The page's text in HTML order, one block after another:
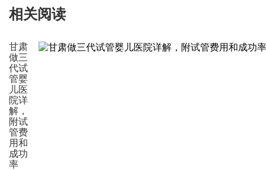
相关阅读
甘肃
做三
代试
管婴
儿医
院详
解，
附试
管费
用和
成功
率